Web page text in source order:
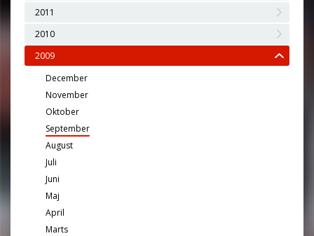
2011
2010
2009
December
November
Oktober
September
August
Juli
Juni
Maj
April
Marts